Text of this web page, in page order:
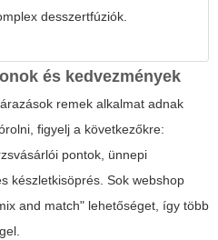
desszertfúziók.
és kedvezmények
remek alkalmat adnak
figyelj a következőkre:
pontok, ünnepi
készletkisöprés. Sok webshop
and match" lehetőséget, így több